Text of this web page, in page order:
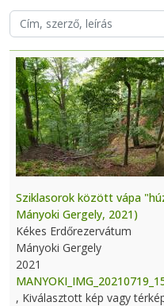
Sziklasorok között vápa
Mányoki Gergely, 2021)
Kékes Erdőrezervátum
Mányoki Gergely
2021
, Kiválasztott kép vagy